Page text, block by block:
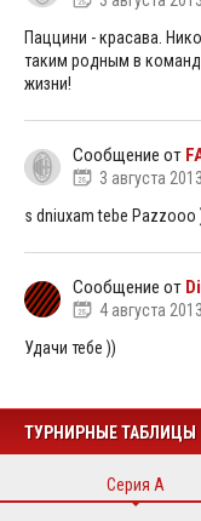
Паццини - красава.
таким родным в
жизни!
Сообщение от
3 августа
s dniuxam tebe Pazzooo
Сообщение от
4 августа
Удачи тебе ))
ТУРНИРНЫЕ ТАБЛИЦЫ
Серия А